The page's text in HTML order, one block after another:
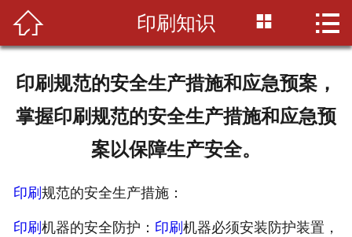
首页
产品展示
设备展示
 印刷知识  
印刷规范的安全生产措施和应急预案，
掌握印刷规范的安全生产措施和应急预
案以保障生产安全。
印刷 规范的安全生产措施：
印刷 机器的安全防护： 印刷 机器必须安装防护装置，